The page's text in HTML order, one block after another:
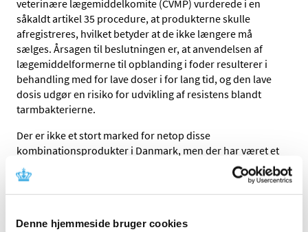
Denne hjemmeside bruger cookies
veterinære lægemiddelkomite (CVMP) vurderede i en
såkaldt artikel 35 procedure, at produkterne skulle
afregistreres, hvilket betyder at de ikke længere må
sælges. Årsagen til beslutningen er, at anvendelsen af
lægemiddelformerne til opblanding i foder resulterer i
behandling med for lave doser i for lang tid, og den lave
dosis udgør en risiko for udvikling af resistens blandt
tarmbakterierne.
Der er ikke et stort marked for netop disse
kombinationsprodukter i Danmark, men der har været et
betydeligt forbrug i andre EU lande. I Danmark er
produkterne mest blevet brugt mod svinedysenteri og
diarre forårsaget af Lawsonia.